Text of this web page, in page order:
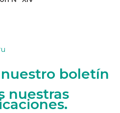
boletín
nuestras